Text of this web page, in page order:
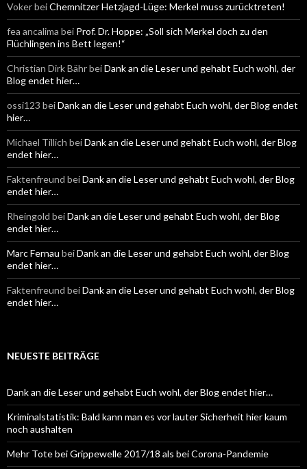
VokerbeiChemnitzer Hetzjagd-Lüge: Merkel muss zurücktreten!
fea ancalima bei Prof. Dr. Hoppe: „Soll sich Merkel doch zu den
Flüchlingen ins Bett legen!“
Christian Dirk BährbeiDank an die Leser und gehabt Euch wohl, der
Blog endet hier…
ossi123 beiDank an die Leser und gehabt Euch wohl, der Blog endet
hier…
Michael Tillich beiDank an die Leser und gehabt Euch wohl, der Blog
endet hier…
Faktenfreund beiDank an die Leser und gehabt Euch wohl, der Blog
endet hier…
Rheingold beiDank an die Leser und gehabt Euch wohl, der Blog
endet hier…
Marc Fernau beiDank an die Leser und gehabt Euch wohl, der Blog
endet hier…
Faktenfreund beiDank an die Leser und gehabt Euch wohl, der Blog
endet hier…
NEUESTE BEITRÄGE
Dank an die Leser und gehabt Euch wohl, der Blog endet hier…
Kriminalstatistik: Bald kann man es vor lauter Sicherheit hier kaum
noch aushalten
Mehr Tote bei Grippewelle 2017/18 als bei Corona-Pandemie